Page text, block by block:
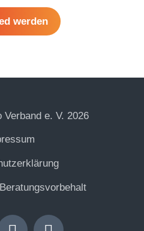
werden
e. V. 2026